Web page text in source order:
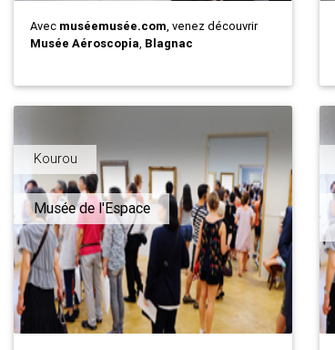
Avec muséemusée.com, venez découvrir
Musée Aéroscopia, Blagnac
Kourou
Musée de l'Espace